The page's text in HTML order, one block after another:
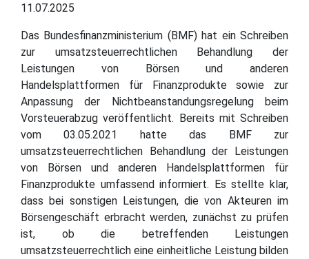
11.07.2025
Das Bundesfinanzministerium (BMF) hat ein Schreiben
zur umsatzsteuerrechtlichen Behandlung der
Leistungen von Börsen und anderen
Handelsplattformen für Finanzprodukte sowie zur
Anpassung der Nichtbeanstandungsregelung beim
Vorsteuerabzug veröffentlicht. Bereits mit Schreiben
vom 03.05.2021 hatte das BMF zur
umsatzsteuerrechtlichen Behandlung der Leistungen
von Börsen und anderen Handelsplattformen für
Finanzprodukte umfassend informiert. Es stellte klar,
dass bei sonstigen Leistungen, die von Akteuren im
Börsengeschäft erbracht werden, zunächst zu prüfen
ist, ob die betreffenden Leistungen
umsatzsteuerrechtlich eine einheitliche Leistung bilden